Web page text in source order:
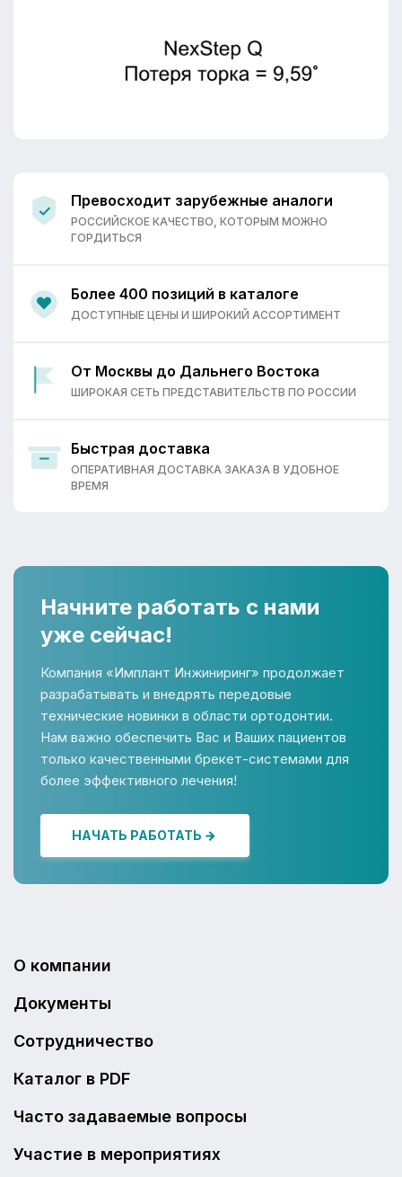
Превосходит зарубежные аналоги
РОССИЙСКОЕ КАЧЕСТВО, КОТОРЫМ МОЖНО
ГОРДИТЬСЯ
Более 400 позиций в каталоге
ДОСТУПНЫЕ ЦЕНЫ И ШИРОКИЙ АССОРТИМЕНТ
От Москвы до Дальнего Востока
ШИРОКАЯ СЕТЬ ПРЕДСТАВИТЕЛЬСТВ ПО РОССИИ
Быстрая доставка
ОПЕРАТИВНАЯ ДОСТАВКА ЗАКАЗА В УДОБНОЕ
ВРЕМЯ
Начните работать с нами
уже сейчас!
Компания «Имплант Инжиниринг» продолжает
разрабатывать и внедрять передовые
технические новинки в области ортодонтии.
Нам важно обеспечить Вас и Ваших пациентов
только качественными брекет-системами для
более эффективного лечения!
НАЧАТЬ РАБОТАТЬ
О компании
Документы
Сотрудничество
Каталог в PDF
Часто задаваемые вопросы
Участие в мероприятиях